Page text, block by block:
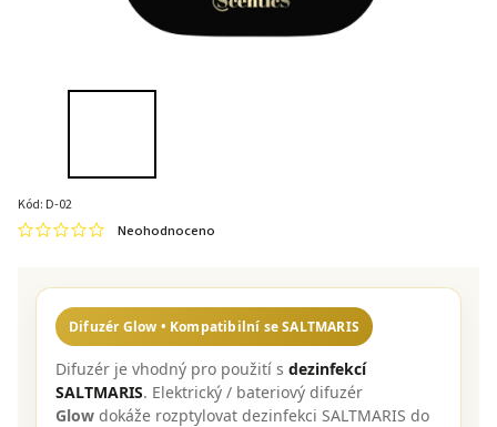
Kód: D-02
Neohodnoceno
Difuzér Glow • Kompatibilní se SALTMARIS
Difuzér je vhodný pro použití s dezinfekcí
SALTMARIS. Elektrický / bateriový difuzér
Glow dokáže rozptylovat dezinfekci SALTMARIS do